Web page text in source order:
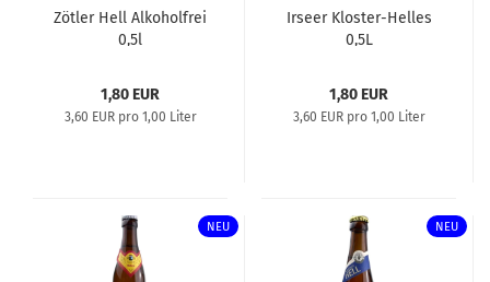
Zötler Hell Alkoholfrei
0,5l
1,80 EUR
3,60 EUR pro 1,00 Liter
Irseer Kloster-Helles
0,5L
1,80 EUR
3,60 EUR pro 1,00 Liter
NEU NEU